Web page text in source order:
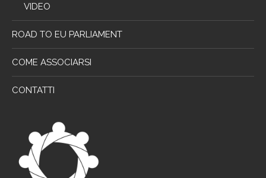
VIDEO
ROAD TO EU PARLIAMENT
COME ASSOCIARSI
CONTATTI